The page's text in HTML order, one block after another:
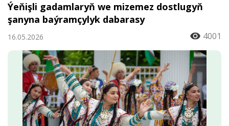
Ýeňişli gadamlaryň we mizemez dostlugyň
şanyna baýramçylyk dabarasy
16.05.2026 4001